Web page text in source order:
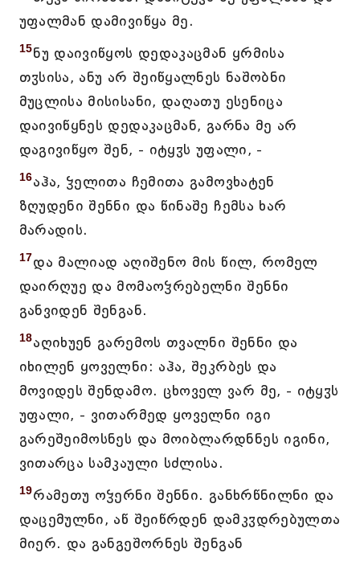
უფალმან დამივიწყა მე.
15ნუ დაივიწყოს დედაკაცმან ყრმისა
თჳსისა, ანუ არ შეიწყალნეს ნაშობნი
მუცლისა მისისანი, დაღათუ ესენიცა
დაივიწყნეს დედაკაცმან, გარნა მე არ
დაგივიწყო შენ, - იტყჳს უფალი, -
16აჰა, ჴელითა ჩემითა გამოვხატენ
ზღუდენი შენნი და წინაშე ჩემსა ხარ
მარადის.
17და მალიად აღიშენო მის წილ, რომელ
დაირღუე და მომაოჴრებელნი შენნი
განვიდენ შენგან.
18აღიხუენ გარემოს თვალნი შენნი და
იხილენ ყოველნი: აჰა, შეკრბეს და
მოვიდეს შენდამო. ცხოველ ვარ მე, - იტყჳს
უფალი, - ვითარმედ ყოველნი იგი
გარეშეიმოსნეს და მოიბლარდნნეს იგინი,
ვითარცა სამკაული სძლისა.
19რამეთუ ოჴერნი შენნი. განხრწნილნი და
დაცემულნი, აწ შეიწრდენ დამკჳდრებულთა
მიერ. და განგეშორნეს შენგან